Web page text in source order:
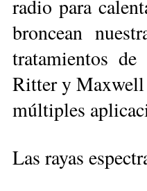
radio para
broncean
tratamientos
Ritter y Max­well
múltiples
Las rayas